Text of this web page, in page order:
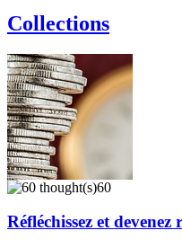
Collections
60
Réfléchissez et devenez